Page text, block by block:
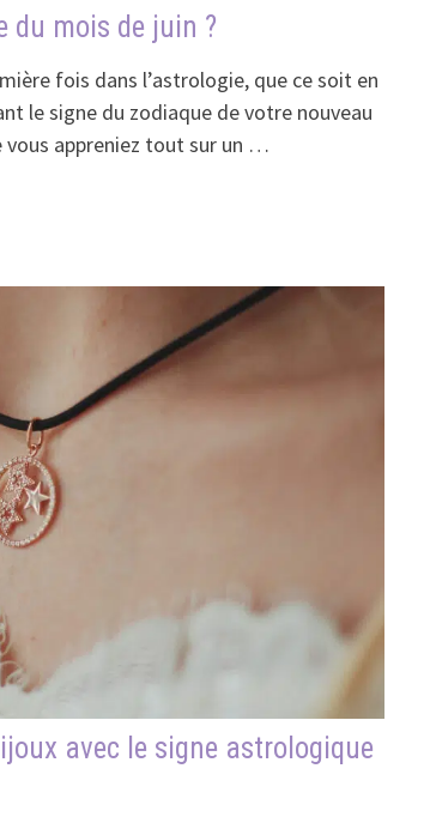
du mois de juin ?
fois dans l’astrologie, que ce soit en
le signe du zodiaque de votre nouveau
vous appreniez tout sur un …
avec le signe astrologique